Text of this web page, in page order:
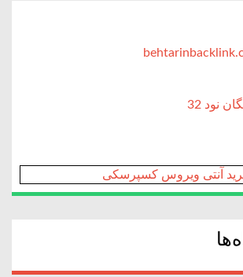
نود 32
آنتی ویروس کسپرسکی